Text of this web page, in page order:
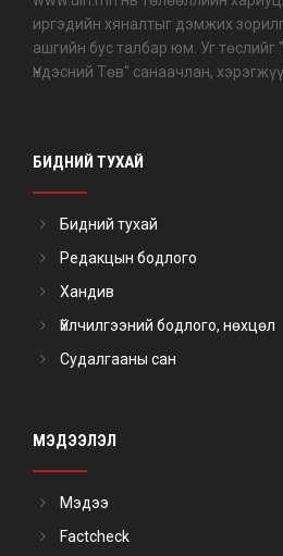
иргэдийн хяналтыг дэмжих
ашгийн бус талбар юм. Уг
Үндэсний Төв" санаачлан,
БИДНИЙ ТУХАЙ
Бидний тухай
Редакцын бодлого
Хандив
Үйлчилгээний бодлого, нөхцөл
Судалгааны сан
МЭДЭЭЛЭЛ
Мэдээ
Factcheck